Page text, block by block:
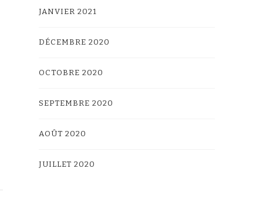
JANVIER 2021
DÉCEMBRE 2020
OCTOBRE 2020
SEPTEMBRE 2020
AOÛT 2020
JUILLET 2020